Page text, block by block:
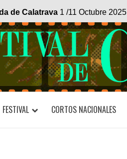
de Calatrava 1 /11 Octubre 2025
FESTIVAL CORTOS NACIONALES